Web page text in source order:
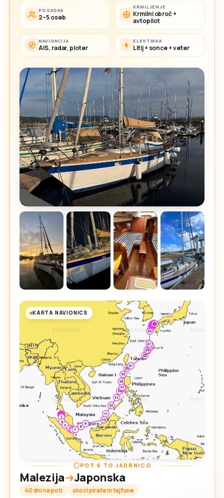
POSADKA
2–5 oseb
KRMILJENJE
Krmilni obroč +
avtopilot
NAVIGACIJA
AIS, radar, ploter
ELEKTRIKA
Litij + sonce + veter
KARTA NAVIONICS
POT S TO JADRNICO
Malezija Japonska
40 dni na poti skozi pirate in tajfune